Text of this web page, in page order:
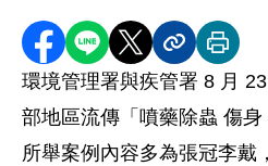
分享至 Facebook
分享到 LINE
分享到 X分享內容連
列印
環境管理署與疾管署 8 月
部地區流傳「噴藥除蟲 傷身
所舉案例內容多為張冠李戴